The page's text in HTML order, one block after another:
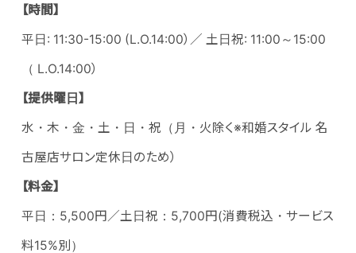
【時間】
平日: 11:30-15:00 (L.O.14:00）／ 土日祝: 11:00～15:00
（ L.O.14:00）
【提供曜日】
水・木・金・土・日・祝（月・火除く※和婚スタイル 名
古屋店サロン定休日のため）
【料金】
平日：5,500円／土日祝：5,700円(消費税込・サービス
料15%別）